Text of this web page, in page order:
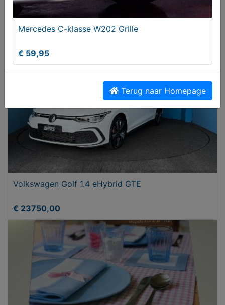
Adverteren op MijnKoopwaar
Aangeboden
Volkswagen Golf 1.4 eHybrid GTE
€ 23750,00
Mercedes C-klasse W202 Grille
€ 59,95
Terug naar Homepage